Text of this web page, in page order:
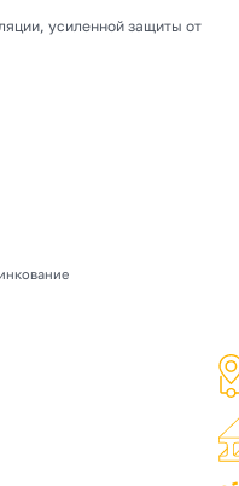
усиленной защиты от